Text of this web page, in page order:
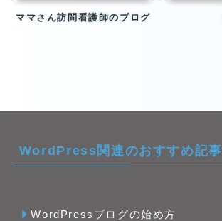
ママさん訪問看護師のブログ
WordPress関連のおすすめ記事
WordPressブログの始め方